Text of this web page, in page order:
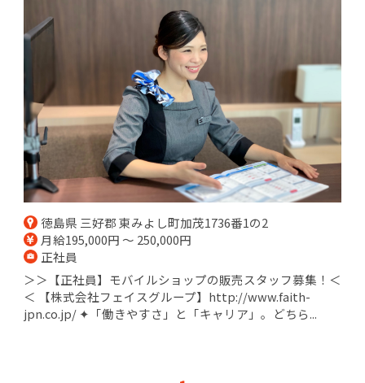
徳島県 三好郡 東みよし町加茂1736番1の2
月給195,000円 ～ 250,000円
正社員
＞＞【正社員】モバイルショップの販売スタッフ募集！＜
＜ 【株式会社フェイスグループ】http://www.faith-
jpn.co.jp/ ✦「働きやすさ」と「キャリア」。どちら...